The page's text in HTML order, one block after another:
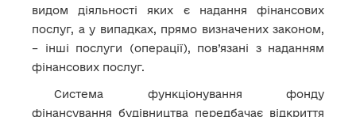
видом діяльності яких є надання фінансових
послуг, а у випадках, прямо визначених законом,
– інші послуги (операції), пов’язані з наданням
фінансових послуг.
Система функціонування фонду
фінансування будівництва передбачає відкриття